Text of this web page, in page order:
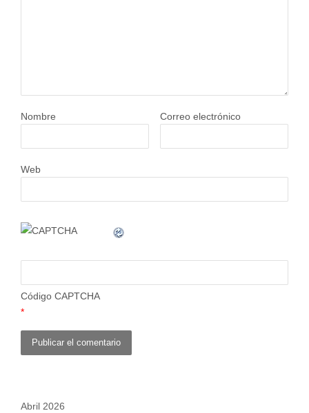
Nombre Correo electrónico
Web
Código CAPTCHA
*
Abril 2026